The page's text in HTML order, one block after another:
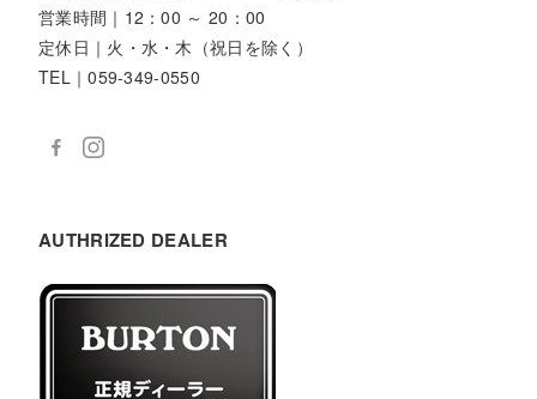
営業時間｜12：00 ～ 20：00
定休日｜火・水・木（祝日を除く）
TEL｜059-349-0550
AUTHRIZED DEALER